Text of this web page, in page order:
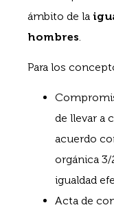
ámbito de la
hombres
Para los
de llevar a
acuerdo
orgánica 3/
igualdad
Acta de